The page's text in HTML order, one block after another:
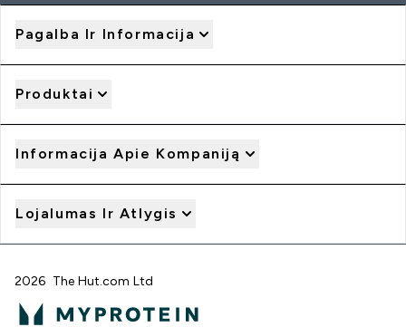
Pagalba Ir Informacija
Produktai
Informacija Apie Kompaniją
Lojalumas Ir Atlygis
2026 The Hut.com Ltd